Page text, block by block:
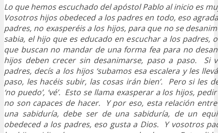
Lo que hemos escuchado del apóstol Pablo al inicio es
Vosotros hijos obedeced a los padres en todo, eso
padres, no exasperéis a los hijos, para que no se
sabia, el hijo que es educado en escuchar a los padres,
que buscan no mandar de una forma fea para no
hijos deben crecer sin desanimarse, paso a paso. Si
padres, decís a los hijos ‘subamos esa escalera y les
paso, les hacéis subir, las cosas irán bien’. Pero si les
‘no puedo’, ‘vé’. Esto se llama exasperar a los hijos,
no son capaces de hacer. Y por eso, esta relación
una sabiduría, debe ser de una sabiduría, de un
obedeced a los padres, eso gusta a Dios. Y vosotros